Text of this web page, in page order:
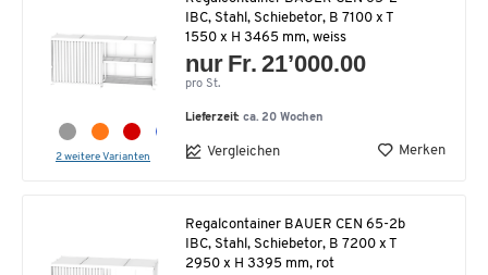
2 weitere Varianten
IBC, Stahl, Schiebetor, B 7100 x T
1550 x H 3465 mm, weiss
nur Fr. 21’000.00
pro St.
Lieferzeit:ca. 20 Wochen
Vergleichen Merken
Regalcontainer BAUER CEN 65-2b
IBC, Stahl, Schiebetor, B 7200 x T
2950 x H 3395 mm, rot